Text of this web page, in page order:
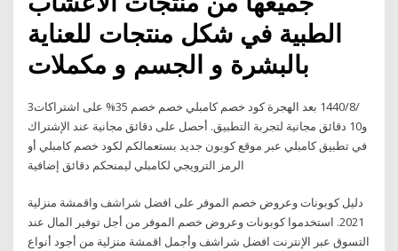
الطبية في شكل منتجات للعناية
بالبشرة و الجسم و مكملات
3‏‏/8‏‏/1440 بعد الهجرة كود خصم كامبلي خصم خصم 35% على اشتراكات
و10 دقائق مجانية لتجربة التطبيق. أحصل على دقائق مجانية عند الإشتراك
في تطبيق كامبلي عبر موقع كوبون جديد بستعمالكم لكود خصم كامبلي أو
الرمز الترويجي لكامبلي ليمنحكم دقائق إضافية
دليل كوبونات وعروض خصم الموفر على افضل شراشف واقمشة منزلية
2021. استخدموا كوبونات وعروض خصم الموفر من أجل توفير المال عند
التسوق عبر الإنترنت افضل شراشف وأجمل اقمشة منزلية من أجود أنواع